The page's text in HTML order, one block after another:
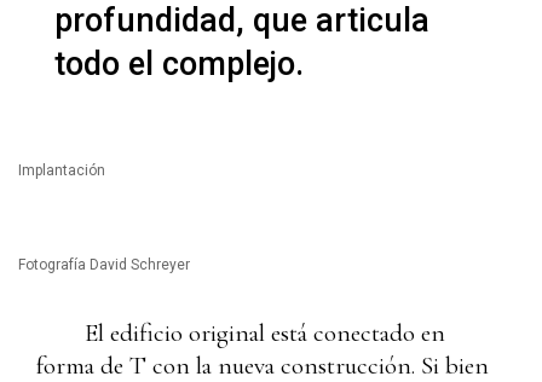
profundidad, que articula
todo el complejo.
Implantación
Fotografía David Schreyer
El edificio original está conectado en
forma de T con la nueva construcción. Si bien